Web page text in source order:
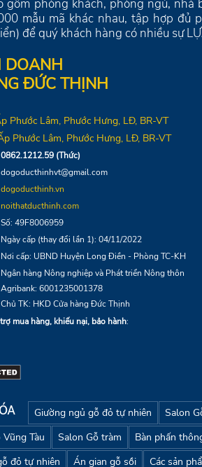
TÔI
Rịa - Vũng Tàu, Đồ Gỗ Đức Thịnh là
có nhu cầu đặt mua các sản
bàn làm việc,...) để trang trí cho
của bạn. Đồ Gỗ Đức Thịnh cung
gồm phòng khách, phòng ngủ, nhà
mẫu mã khác nhau, tập hợp đủ
để quý khách hàng có nhiều sự
DOANH
ĐỨC THỊNH
Ấp Phước Lâm, Phước Hưng,
Ấp Phước Lâm, Phước Hưng, LĐ, BR-VT
0862.1212.59 (Thức)
noithatducthinh.com
Ngày cấp (thay đổi lần 1): 04/11/2022
Nơi cấp: UBND Huyện Long Điền - Phòng TC-KH
Ngân hàng Nông nghiệp và Phát triển Nông thôn
Agribank:
6001235001378